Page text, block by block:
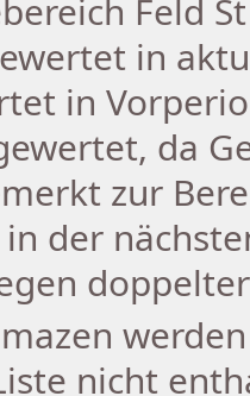
Feld
in
in
da
zur
der
nicht